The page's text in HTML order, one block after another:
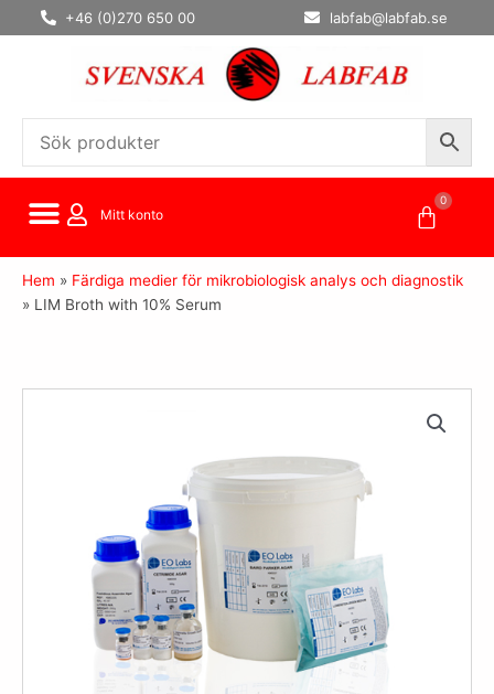
Hoppa
till
+46 (0)270 650 00 labfab@labfab.se
Mitt konto
0
Hem » Färdiga medier för mikrobiologisk analys och diagnostik
» LIM Broth with 10% Serum